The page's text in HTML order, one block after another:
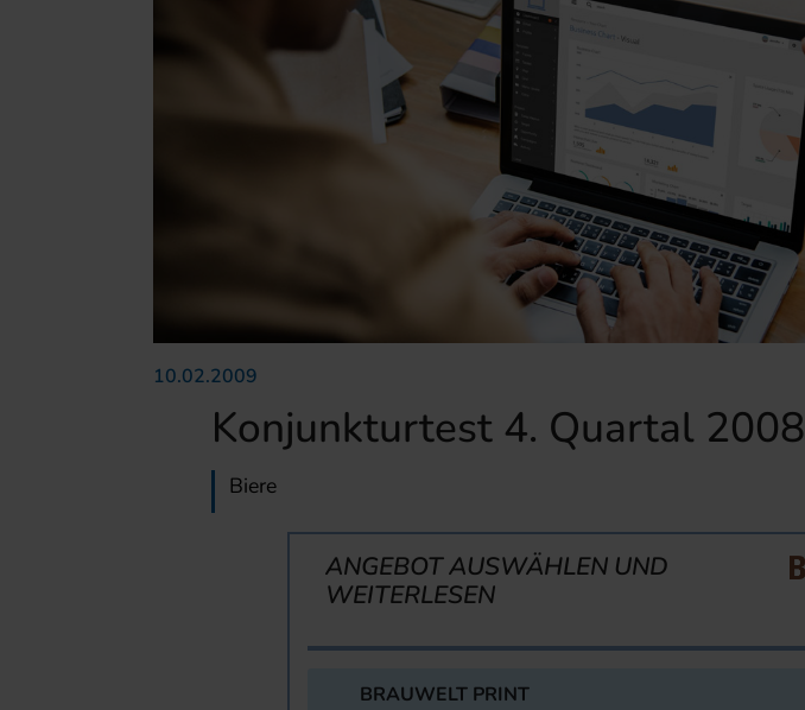
10.02.2009
Konjunkturtest 4. Quartal 2008
Biere
ANGEBOT AUSWÄHLEN UND
WEITERLESEN
BRAUWELT PRINT